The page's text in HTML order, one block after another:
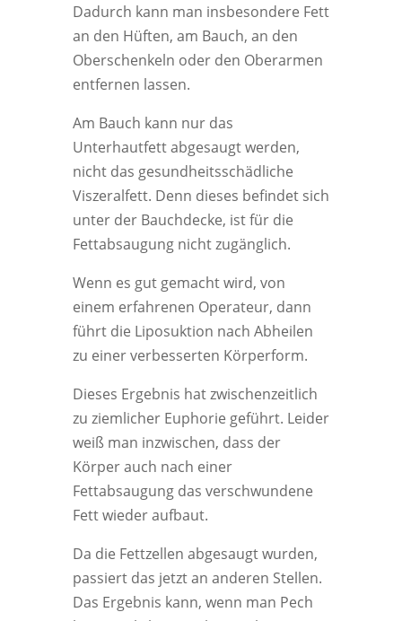
Dadurch kann man insbesondere Fett
an den Hüften, am Bauch, an den
Oberschenkeln oder den Oberarmen
entfernen lassen.
Am Bauch kann nur das
Unterhautfett abgesaugt werden,
nicht das gesundheitsschädliche
Viszeralfett. Denn dieses befindet sich
unter der Bauchdecke, ist für die
Fettabsaugung nicht zugänglich.
Wenn es gut gemacht wird, von
einem erfahrenen Operateur, dann
führt die Liposuktion nach Abheilen
zu einer verbesserten Körperform.
Dieses Ergebnis hat zwischenzeitlich
zu ziemlicher Euphorie geführt. Leider
weiß man inzwischen, dass der
Körper auch nach einer
Fettabsaugung das verschwundene
Fett wieder aufbaut.
Da die Fettzellen abgesaugt wurden,
passiert das jetzt an anderen Stellen.
Das Ergebnis kann, wenn man Pech